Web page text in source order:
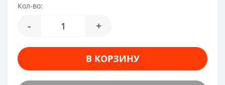
Кол-во:
- +
В КОРЗИНУ